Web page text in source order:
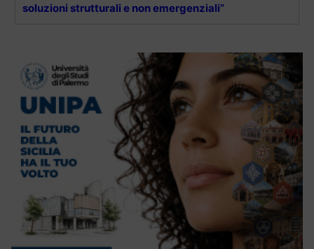
soluzioni strutturali e non emergenziali”